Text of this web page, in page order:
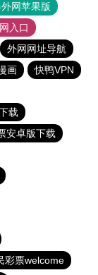
网苹果版
入口
外网网址导航
画
快鸭VPN
载
安卓版下载
彩票welcome